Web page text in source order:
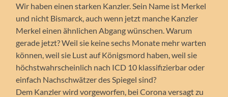
Wir haben einen starken Kanzler. Sein Name ist Merkel
und nicht Bismarck, auch wenn jetzt manche Kanzler
Merkel einen ähnlichen Abgang wünschen. Warum
gerade jetzt? Weil sie keine sechs Monate mehr warten
können, weil sie Lust auf Königsmord haben, weil sie
höchstwahrscheinlich nach ICD 10 klassifizierbar oder
einfach Nachschwätzer des Spiegel sind?
Dem Kanzler wird vorgeworfen, bei Corona versagt zu